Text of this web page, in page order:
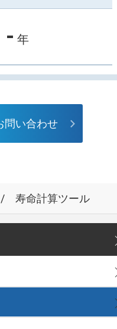
- 年
問い合わせ
寿命計算ツール